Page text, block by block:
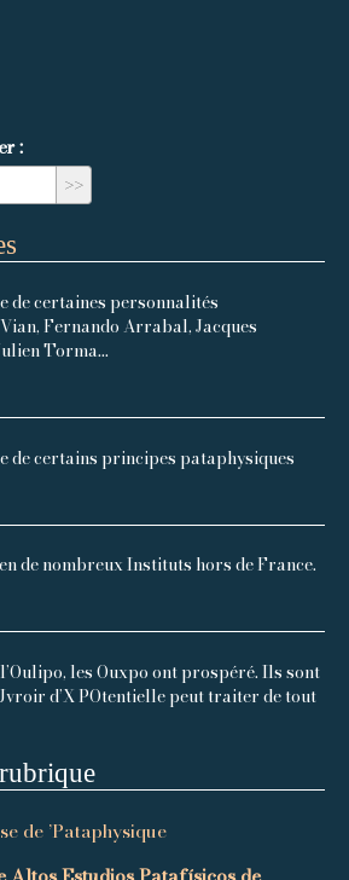
:
de certaines personnalités
Fernando Arrabal, Jacques
Torma...
de certains principes pataphysiques
de nombreux Instituts hors de France.
les Ouxpo ont prospéré. Ils sont
d’X POtentielle peut traiter de tout
de ’Pataphysique